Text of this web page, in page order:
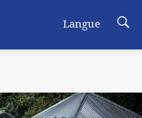
Langue